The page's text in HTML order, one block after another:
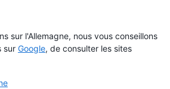
sur l'Allemagne, nous vous conseillons
sur Google, de consulter les sites